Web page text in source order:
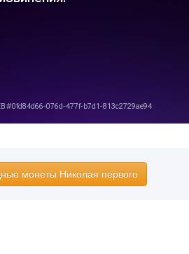
монеты Николая первого